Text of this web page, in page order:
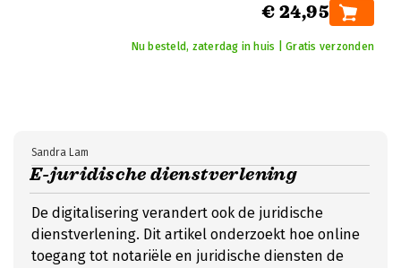
€ 24,95
Nu besteld, zaterdag in huis | Gratis verzonden
E-juridische dienstverlening
Sandra Lam
De digitalisering verandert ook de juridische
dienstverlening. Dit artikel onderzoekt hoe online
toegang tot notariële en juridische diensten de